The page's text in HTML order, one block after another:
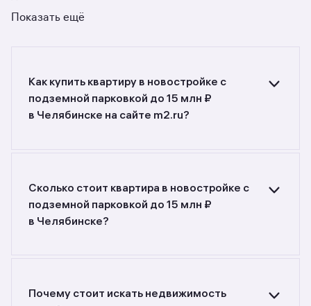
Показать ещё
Как купить квартиру в новостройке с
подземной парковкой до 15 млн ₽
в Челябинске на сайте m2.ru?
фильтрами или поиском в разделе.
Сколько стоит квартира в новостройке с
подземной парковкой до 15 млн ₽
в Челябинске?
Площадь составляет от 27,2 до 234,5 кв. м.,
цена квадратного метра — от 131 674
Почему стоит искать недвижимость